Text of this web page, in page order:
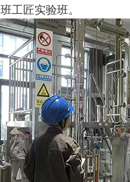
工匠实验班。